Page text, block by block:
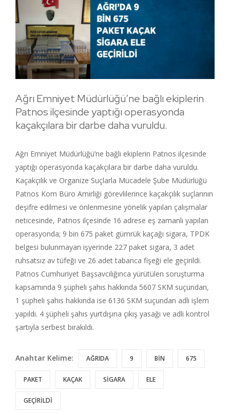
Ağrı Emniyet Müdürlüğü’ne bağlı ekiplerin
Patnos ilçesinde yaptığı operasyonda
kaçakçılara bir darbe daha vuruldu.
Ağrı Emniyet Müdürlüğü’ne bağlı ekiplerin Patnos ilçesinde
yaptığı operasyonda kaçakçılara bir darbe daha vuruldu.
Kaçakçılık ve Organize Suçlarla Mücadele Şube Müdürlüğü
Patnos Kom Büro Amirliği görevlilerince kaçakçılık suçlarının
deşifre edilmesi ve önlenmesine yönelik yapılan çalışmalar
neticesinde, Patnos ilçesinde 16 adrese eş zamanlı yapılan
operasyonda; 9 bin 675 paket gümrük kaçağı sigara, TPDK
belgesi bulunmayan işyerinde 227 paket sigara, 3 adet
ruhsatsız av tüfeği ve 26 adet tabanca fişeği ele geçirildi.
Patnos Cumhuriyet Başsavcılığınca yürütülen soruşturma
kapsamında 9 şüpheli şahıs hakkında 5607 SKM suçundan,
1 şüpheli şahıs hakkında ise 6136 SKM suçundan adli işlem
yapıldı. 4 şüpheli şahıs yurtdışına çıkış yasağı ve adli kontrol
şartıyla serbest bırakıldı.
Anahtar Kelime: AĞRIDA 9 BİN 675
PAKET KAÇAK SİGARA ELE
GEÇİRİLDİ